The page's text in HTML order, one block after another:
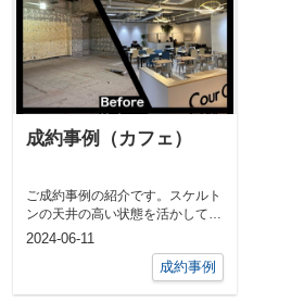
成約事例（カフェ）
ご成約事例の紹介です。スケルト
ンの天井の高い状態を活かして開
放感のある店舗に仕上がりまし
2024-06-11
成約事例